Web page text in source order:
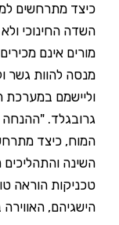
כיצד מתרחשים
השדה החינוכי
מורים אינם
מנסה להוות גשר
וליישמם במערכת
גרובגלד. "ההנחה
המוח, כיצד
השינה
טכניקות הוראה
הישגיהם, האווירה